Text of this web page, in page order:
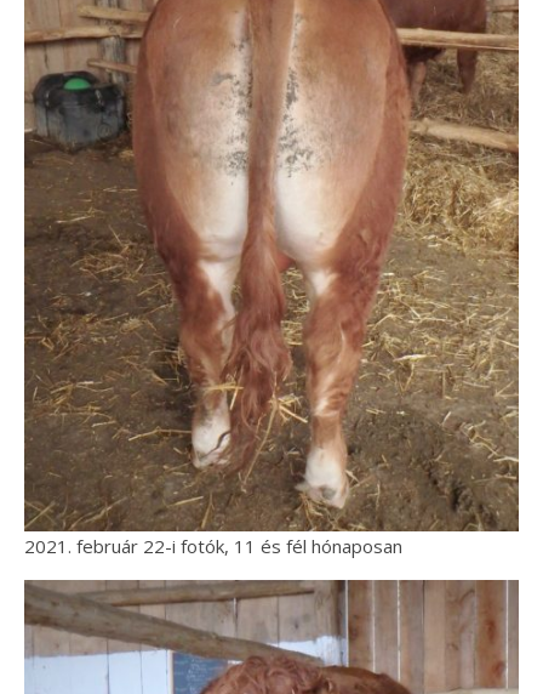
2021. február 22-i fotók, 11 és fél hónaposan